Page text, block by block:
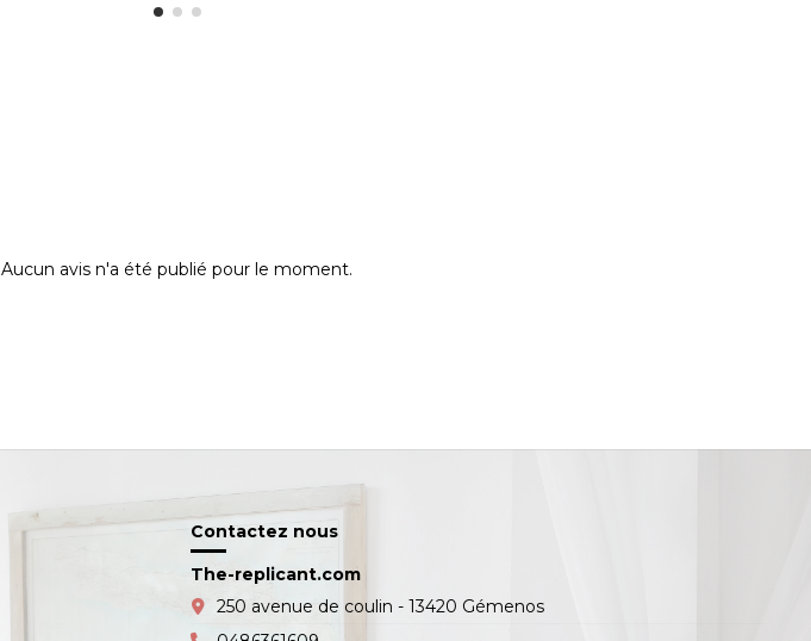
Aucun avis n'a été publié pour le moment.
Contactez nous
The-replicant.com
250 avenue de coulin - 13420 Gémenos